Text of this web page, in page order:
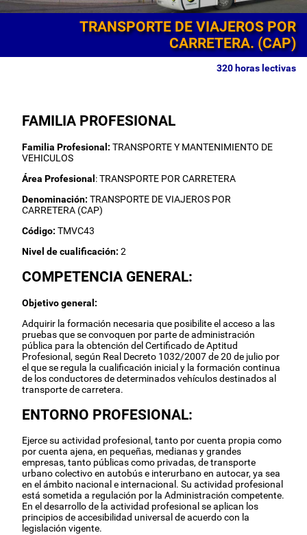
TRANSPORTE DE VIAJEROS POR
CARRETERA. (CAP)
320 horas lectivas
FAMILIA PROFESIONAL
Familia Profesional: TRANSPORTE Y MANTENIMIENTO DE
VEHICULOS
Área Profesional : TRANSPORTE POR CARRETERA
Denominación: TRANSPORTE DE VIAJEROS POR
CARRETERA (CAP)
Código: TMVC43
Nivel de cualificación: 2
COMPETENCIA GENERAL:
Objetivo general:
Adquirir la formación necesaria que posibilite el acceso a las
pruebas que se convoquen por parte de administración
pública para la obtención del Certificado de Aptitud
Profesional, según Real Decreto 1032/2007 de 20 de julio por
el que se regula la cualificación inicial y la formación continua
de los conductores de determinados vehículos destinados al
transporte de carretera.
ENTORNO PROFESIONAL:
Ejerce su actividad profesional, tanto por cuenta propia como
por cuenta ajena, en pequeñas, medianas y grandes
empresas, tanto públicas como privadas, de transporte
urbano colectivo en autobús e interurbano en autocar, ya sea
en el ámbito nacional e internacional. Su actividad profesional
está sometida a regulación por la Administración competente.
En el desarrollo de la actividad profesional se aplican los
principios de accesibilidad universal de acuerdo con la
legislación vigente.